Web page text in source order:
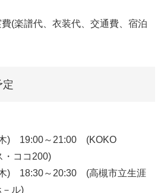
(楽譜代、衣装代、交通費、宿泊
) 19:00～21:00 (KOKO
ココ200)
) 18:30～20:30 (高槻市立生涯
ル)